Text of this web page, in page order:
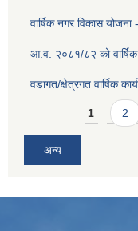
वार्षिक नगर विकास
आ.व. २०८१/८२ को
वडागत/क्षेत्रगत वार्षिक
Pages1 2
अन्य